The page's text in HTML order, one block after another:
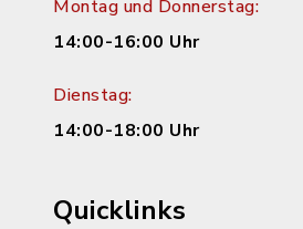
Montag und Donnerstag:
14:00-16:00 Uhr
Dienstag:
14:00-18:00 Uhr
Quicklinks